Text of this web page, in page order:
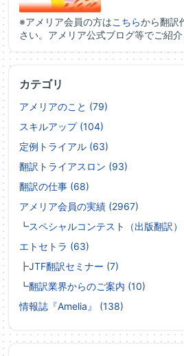
※アメリア会員の方はこちらから翻訳
さい。アメリア公式ブログ等でご紹
カテゴリ
アメリアのこと (79)
スキルアップ (104)
定例トライアル (63)
翻訳トライアスロン (93)
翻訳の仕事 (68)
アメリア会員の実績 (2967)
┗スペシャルコンテスト（出版翻訳
エトセトラ (63)
┣JTF翻訳セミナー (7)
┗翻訳業界からのご案内 (10)
情報誌『Amelia』 (138)